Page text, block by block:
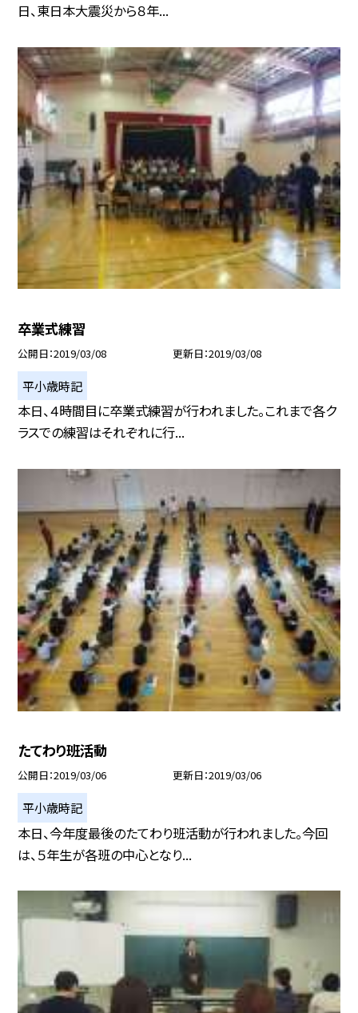
日、東日本大震災から８年...
卒業式練習
公開日 2019/03/08 更新日 2019/03/08
平小歳時記
本日、４時間目に卒業式練習が行われました。これまで各ク
ラスでの練習はそれぞれに行...
たてわり班活動
公開日 2019/03/06 更新日 2019/03/06
平小歳時記
本日、今年度最後のたてわり班活動が行われました。今回
は、５年生が各班の中心となり...